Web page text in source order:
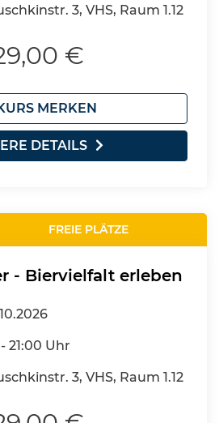
3, VHS, Raum 1.12
€
MERKEN
DETAILS
FREIE PLÄTZE
- Biervielfalt erleben
21:00 Uhr
3, VHS, Raum 1.12